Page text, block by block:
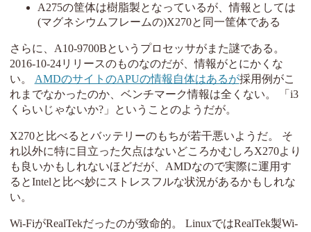
A275の筐体は樹脂製となっているが、情報としては
(マグネシウムフレームの)X270と同一筐体である
さらに、A10-9700Bというプロセッサがまた謎である。
2016-10-24リリースのものなのだが、情報がとにかくな
い。 AMDのサイトのAPUの情報自体はあるが採用例がこ
れまでなかったのか、ベンチマーク情報は全くない。 「i3
くらいじゃないか?」ということのようだが。
X270と比べるとバッテリーのもちが若干悪いようだ。 そ
れ以外に特に目立った欠点はないどころかむしろX270より
も良いかもしれないほどだが、AMDなので実際に運用す
るとIntelと比べ妙にストレスフルな状況があるかもしれな
い。
Wi-FiがRealTekだったのが致命的。 LinuxではRealTek製Wi-